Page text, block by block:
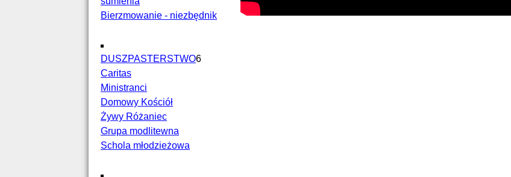
Bierzmowanie - niezbędnik
DUSZPASTERSTWO6
Caritas
Ministranci
Domowy Kościół
Żywy Różaniec
Grupa modlitewna
Schola młodzieżowa